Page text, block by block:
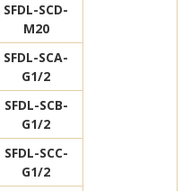
SFDL-SCD-
M20
SFDL-SCA-
G1/2
SFDL-SCB-
G1/2
SFDL-SCC-
G1/2